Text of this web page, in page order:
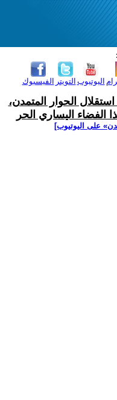
الفيسبوك التويتر اليوتيوب
الحوار المتمدن،
الفضاء اليساري الحر
على اليوتيوب]